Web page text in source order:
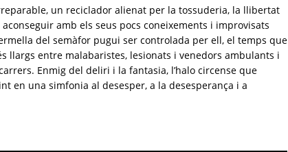
un reciclador alienat per la tossuderia, la llibertat
amb els seus pocs coneixements i improvisats
del semàfor pugui ser controlada per ell, el temps que
llargs entre malabaristes, lesionats i venedors ambulants i
Enmig del deliri i la fantasia, l’halo circense que
en una simfonia al desesper, a la desesperança i a